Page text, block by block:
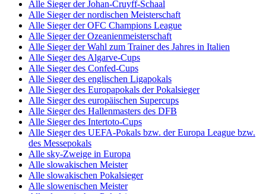
Alle Sieger der Johan-Cruyff-Schaal
Alle Sieger der nordischen Meisterschaft
Alle Sieger der OFC Champions League
Alle Sieger der Ozeanienmeisterschaft
Alle Sieger der Wahl zum Trainer des Jahres in Italien
Alle Sieger des Algarve-Cups
Alle Sieger des Confed-Cups
Alle Sieger des englischen Ligapokals
Alle Sieger des Europapokals der Pokalsieger
Alle Sieger des europäischen Supercups
Alle Sieger des Hallenmasters des DFB
Alle Sieger des Intertoto-Cups
Alle Sieger des UEFA-Pokals bzw. der Europa League bzw.
des Messepokals
Alle sky-Zweige in Europa
Alle slowakischen Meister
Alle slowakischen Pokalsieger
Alle slowenischen Meister